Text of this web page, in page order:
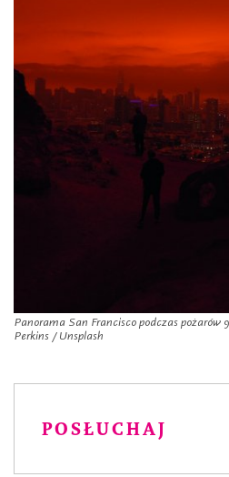
Panorama San Francisco podczas pożarów
Perkins / Unsplash
POSŁUCHAJ